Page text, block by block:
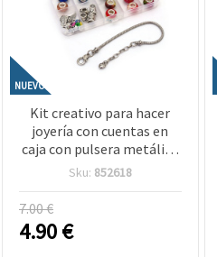
NUEVO
Kit creativo para hacer
joyería con cuentas en
caja con pulsera metálica
(color plata) – formas y
manualidades DIY
Sku: 852618
7.00 €
4.90€